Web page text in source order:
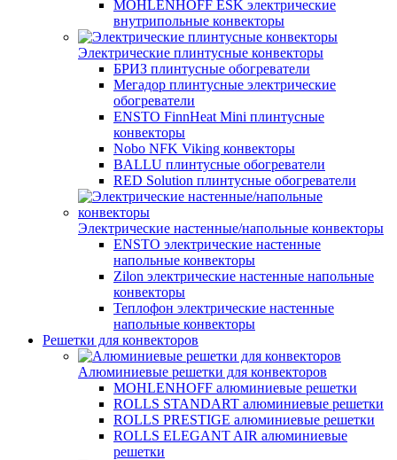
MOHLENHOFF ESK электрические
внутрипольные конвекторы
Электрические плинтусные конвекторы
БРИЗ плинтусные обогреватели
Мегадор плинтусные электрические
обогреватели
ENSTO FinnHeat Mini плинтусные
конвекторы
Nobo NFK Viking конвекторы
BALLU плинтусные обогреватели
RED Solution плинтусные обогреватели
Электрические настенные/напольные конвекторы
ENSTO электрические настенные
напольные конвекторы
Zilon электрические настенные напольные
конвекторы
Теплофон электрические настенные
напольные конвекторы
Решетки для конвекторов
Алюминиевые решетки для конвекторов
MOHLENHOFF алюминиевые решетки
ROLLS STANDART алюминиевые решетки
ROLLS PRESTIGE алюминиевые решетки
ROLLS ELEGANT AIR алюминиевые
решетки